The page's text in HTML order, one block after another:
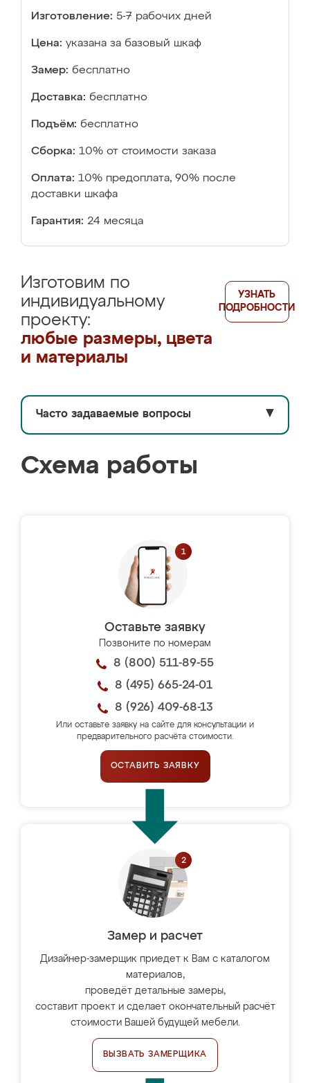
Изготовление: 5-7 рабочих дней
Цена: указана за базовый шкаф
Замер: бесплатно
Доставка: бесплатно
Подъём: бесплатно
Сборка: 10% от стоимости заказа
Оплата: 10% предоплата, 90% после
доставки шкафа
Гарантия: 24 месяца
Изготовим по
индивидуальному
проекту:
любые размеры, цвета
и материалы
УЗНАТЬ
ПОДРОБНОСТИ
Часто задаваемые вопросы ▼
Схема работы
Оставьте заявку
Позвоните по номерам
8 (800) 511-89-55
8 (495) 665-24-01
8 (926) 409-68-13
Или оставьте заявку на сайте для консультации и
предварительного расчёта стоимости.
ОСТАВИТЬ ЗАЯВКУ
Замер и расчет
Дизайнер-замерщик приедет к Вам с каталогом
материалов,
проведёт детальные замеры,
составит проект и сделает окончательный расчёт
стоимости Вашей будущей мебели.
ВЫЗВАТЬ ЗАМЕРЩИКА